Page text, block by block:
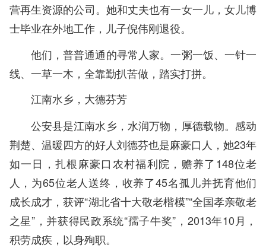
营再生资源的公司。她和丈夫也有一女一儿，女儿博
士毕业在外地工作，儿子倪伟刚退役。
他们，普普通通的寻常人家。一粥一饭、一针一
线、一草一木，全靠勤扒苦做，踏实打拼。
江南水乡，大德芬芳
公安县是江南水乡，水润万物，厚德载物。感动
荆楚、温暖四方的好人刘德芬也是麻豪口人，她23年
如一日，扎根麻豪口农村福利院，赡养了148位老
人，为65位老人送终，收养了45名孤儿并抚育他们
成长成才，获评“湖北省十大敬老楷模”“全国孝亲敬老
之星”，并获得民政系统“孺子牛奖”，2013年10月，
积劳成疾，以身殉职。